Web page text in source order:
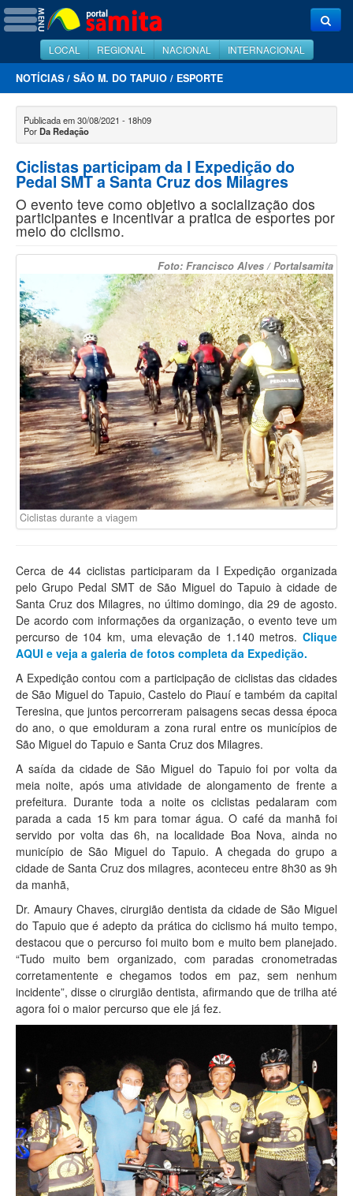
LOCAL REGIONAL NACIONAL INTERNACIONAL
NOTÍCIAS / SÃO M. DO TAPUIO / ESPORTE
Publicada em 30/08/2021 - 18h09
PorDa Redação
Ciclistas participam da I Expedição do
Pedal SMT a Santa Cruz dos Milagres
O evento teve como objetivo a socialização dos
participantes e incentivar a pratica de esportes por
meio do ciclismo.
Foto: Francisco Alves / Portalsamita
Ciclistas durante a viagem
Cerca de 44 ciclistas participaram da I Expedição organizada
pelo Grupo Pedal SMT de São Miguel do Tapuio à cidade de
Santa Cruz dos Milagres, no último domingo, dia 29 de agosto.
De acordo com informações da organização, o evento teve um
percurso de 104 km, uma elevação de 1.140 metros. Clique
AQUI e veja a galeria de fotos completa da Expedição.
A Expedição contou com a participação de ciclistas das cidades
de São Miguel do Tapuio, Castelo do Piauí e também da capital
Teresina, que juntos percorreram paisagens secas dessa época
do ano, o que emolduram a zona rural entre os municípios de
São Miguel do Tapuio e Santa Cruz dos Milagres.
A saída da cidade de São Miguel do Tapuio foi por volta da
meia noite, após uma atividade de alongamento de frente a
prefeitura. Durante toda a noite os ciclistas pedalaram com
parada a cada 15 km para tomar água. O café da manhã foi
servido por volta das 6h, na localidade Boa Nova, ainda no
município de São Miguel do Tapuio. A chegada do grupo a
cidade de Santa Cruz dos milagres, aconteceu entre 8h30 as 9h
da manhã,
Dr. Amaury Chaves, cirurgião dentista da cidade de São Miguel
do Tapuio que é adepto da prática do ciclismo há muito tempo,
destacou que o percurso foi muito bom e muito bem planejado.
“Tudo muito bem organizado, com paradas cronometradas
corretamentente e chegamos todos em paz, sem nenhum
incidente”, disse o cirurgião dentista, afirmando que de trilha até
agora foi o maior percurso que ele já fez.